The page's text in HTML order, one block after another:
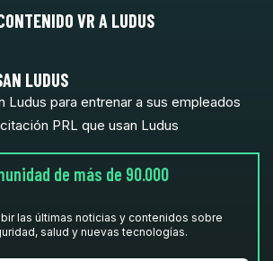
VR A LUDUS
LUDUS
Ludus para entrenar a sus empleados
PRL que usan Ludus
de más de 90.000
las últimas noticias y contenidos sobre
salud y nuevas tecnologías.